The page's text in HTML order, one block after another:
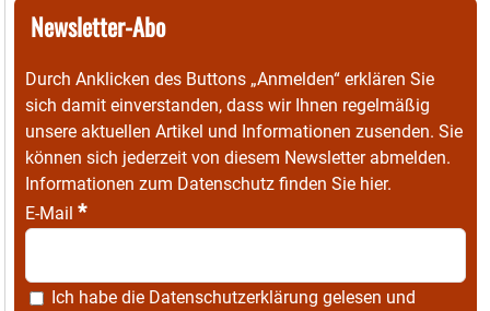
Newsletter-Abo
Durch Anklicken des Buttons „Anmelden“ erklären Sie
sich damit einverstanden, dass wir Ihnen regelmäßig
unsere aktuellen Artikel und Informationen zusenden. Sie
können sich jederzeit von diesem Newsletter abmelden.
Informationen zum Datenschutz finden Sie hier.
E-Mail *
Ich habe die Datenschutzerklärung gelesen und